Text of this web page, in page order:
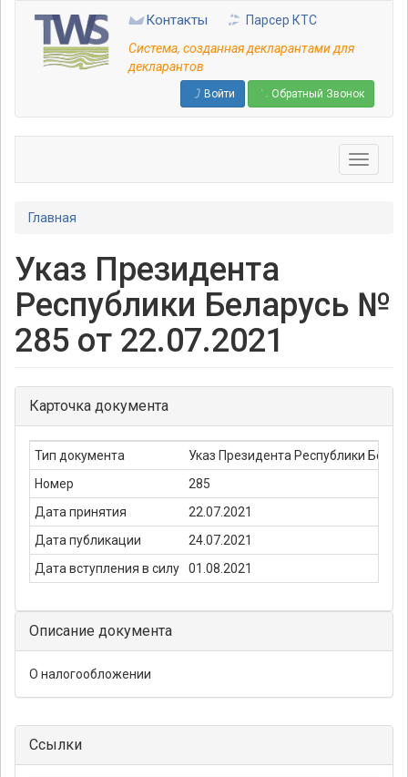
основному
содержанию
Контакты
Парсер КТС
Система, созданная декларантами для
декларантов
Войти Обратный Звонок
Главная
Указ Президента
Республики Беларусь №
285 от 22.07.2021
Карточка документа
Тип документа
Указ Президента Республики
Номер
285
Дата принятия
22.07.2021
Дата публикации
24.07.2021
Дата вступления в силу
01.08.2021
Описание документа
О налогообложении
Ссылки